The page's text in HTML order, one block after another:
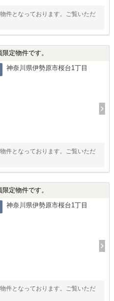
件となっております。ご覧いただ
定物件です。
神奈川県伊勢原市桜台1丁目
件となっております。ご覧いただ
定物件です。
神奈川県伊勢原市桜台1丁目
件となっております。ご覧いただ